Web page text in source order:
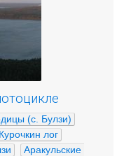
(с. Булзи)
Курочкин лог
Аракульские